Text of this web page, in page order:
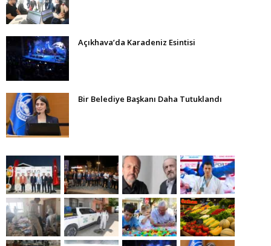
Açıkhava’da Karadeniz Esintisi
Bir Belediye Başkanı Daha Tutuklandı